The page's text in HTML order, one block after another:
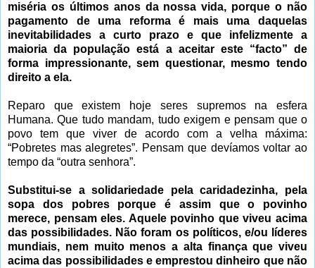
miséria os últimos anos da nossa vida, porque o não
pagamento de uma reforma é mais uma daquelas
inevitabilidades a curto prazo e que infelizmente a
maioria da população está a aceitar este “facto” de
forma impressionante, sem questionar, mesmo tendo
direito a ela.
Reparo que existem hoje seres supremos na esfera
Humana. Que tudo mandam, tudo exigem e pensam que o
povo tem que viver de acordo com a velha máxima:
“Pobretes mas alegretes”. Pensam que devíamos voltar ao
tempo da “outra senhora”.
Substitui-se a solidariedade pela caridadezinha, pela
sopa dos pobres porque é assim que o povinho
merece, pensam eles. Aquele povinho que viveu acima
das possibilidades. Não foram os políticos, e/ou líderes
mundiais, nem muito menos a alta finança que viveu
acima das possibilidades e emprestou dinheiro que não